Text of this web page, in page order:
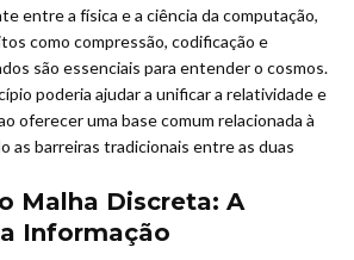
entre a física e a ciência da computação,
como compressão, codificação e
são essenciais para entender o cosmos.
poderia ajudar a unificar a relatividade e
oferecer uma base comum relacionada à
as barreiras tradicionais entre as duas
Malha Discreta: A
Informação